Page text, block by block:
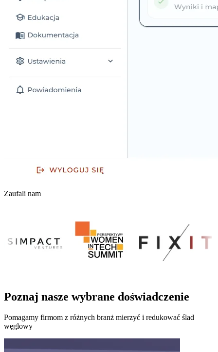
Zaufali nam
Poznaj nasze wybrane doświadczenie
Pomagamy firmom z różnych branż mierzyć i redukować ślad
węglowy